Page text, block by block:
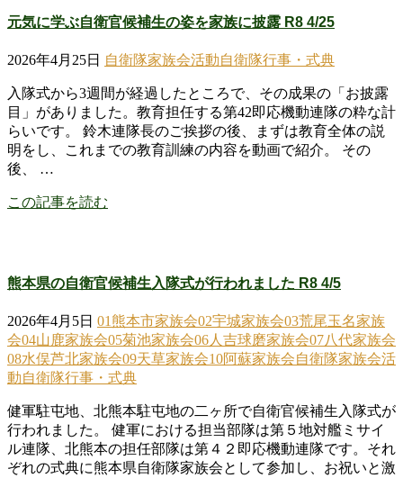
元気に学ぶ自衛官候補生の姿を家族に披露 R8 4/25
2026年4月25日 自衛隊家族会活動自衛隊行事・式典
入隊式から3週間が経過したところで、その成果の「お披露
目」がありました。教育担任する第42即応機動連隊の粋な計
らいです。 鈴木連隊長のご挨拶の後、まずは教育全体の説
明をし、これまでの教育訓練の内容を動画で紹介。 その
後、 …
この記事を読む
熊本県の自衛官候補生入隊式が行われました R8 4/5
2026年4月5日 01熊本市家族会02宇城家族会03荒尾玉名家族
会04山鹿家族会05菊池家族会06人吉球磨家族会07八代家族会
08水俣芦北家族会09天草家族会10阿蘇家族会自衛隊家族会活
動自衛隊行事・式典
健軍駐屯地、北熊本駐屯地の二ヶ所で自衛官候補生入隊式が
行われました。 健軍における担当部隊は第５地対艦ミサイ
ル連隊、北熊本の担任部隊は第４２即応機動連隊です。それ
ぞれの式典に熊本県自衛隊家族会として参加し、お祝いと激